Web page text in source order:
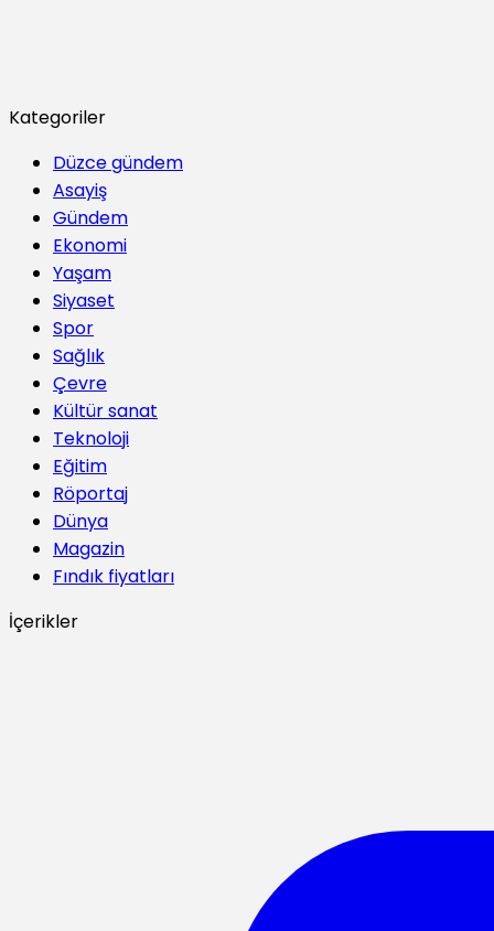
Kategoriler
Düzce gündem
Asayiş
Gündem
Ekonomi
Yaşam
Siyaset
Spor
Sağlık
Çevre
Kültür sanat
Teknoloji
Eğitim
Röportaj
Dünya
Magazin
Fındık fiyatları
İçerikler